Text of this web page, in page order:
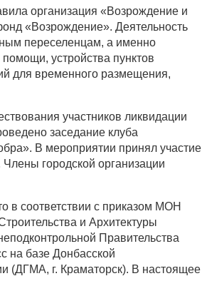
организация «Возрождение и
«Возрождение». Деятельность
переселенцам, а именно
устройства пунктов
для временного размещения,
участников ликвидации
заседание клуба
В мероприятии принял участие
городской организации
в соответствии с приказом МОН
и Архитектуры
Правительства
на базе Донбасской
(ДГМА, г. Краматорск). В настоящее